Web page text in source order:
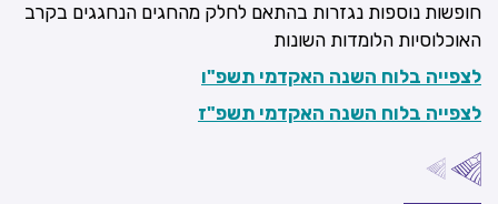
חופשות נוספות נגזרות בהתאם לחלק מהחגים הנחגגים בקרב
האוכלוסיות הלומדות השונות
לצפייה בלוח השנה האקדמי תשפ"ו
לצפייה בלוח השנה האקדמי תשפ"ז